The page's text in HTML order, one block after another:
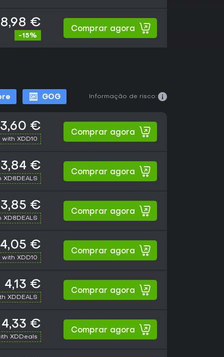
€
-15%
Comprar agora
GOG Informação de risco:
3,60 €
with XDD10
Comprar agora
3,84 €
Comprar agora
3,85 €
Comprar agora
4,05 €
with XDD10
Comprar agora
4,13 €
XDDEALS
Comprar agora
4,33 €
XDDeals
Comprar agora